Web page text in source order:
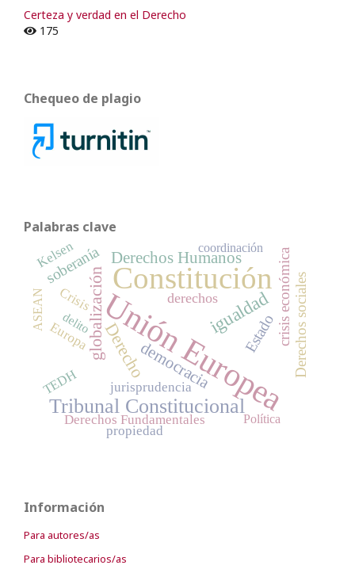
Certeza y verdad en el Derecho
175
Chequeo de plagio
Palabras clave
Unión Europea
Constitución
Tribunal Constitucional
igualdad
globalizaciónDerechodemocracia
Derechos Humanos crisis económicaDerechos sociales
Estado
soberanía
derechos
Crisis
jurisprudencia
TEDH
Derechos Fundamentales
Europa
propiedad
Kelsen
Política
ASEAN
coordinación
delito
Información
Para autores/as
Para bibliotecarios/as